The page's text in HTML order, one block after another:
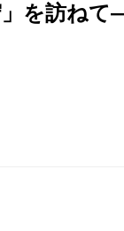
を訪ねて